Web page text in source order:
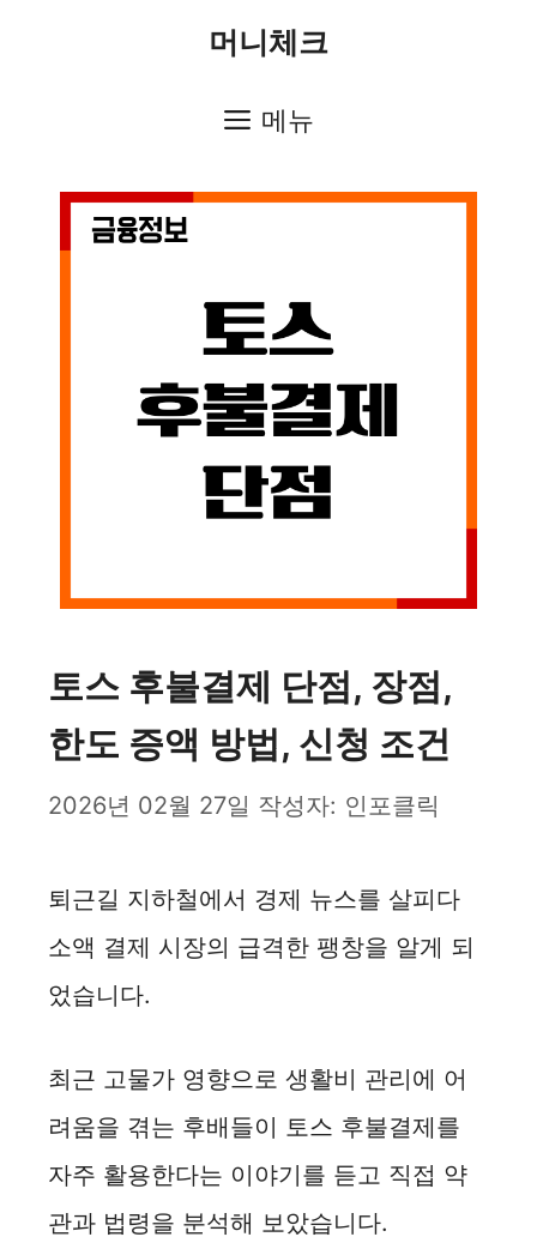
머니체크
메뉴
토스 후불결제 단점, 장점,
한도 증액 방법, 신청 조건
2026년 02월 27일 작성자: 인포클릭
퇴근길 지하철에서 경제 뉴스를 살피다
소액 결제 시장의 급격한 팽창을 알게 되
었습니다.
최근 고물가 영향으로 생활비 관리에 어
려움을 겪는 후배들이 토스 후불결제를
자주 활용한다는 이야기를 듣고 직접 약
관과 법령을 분석해 보았습니다.